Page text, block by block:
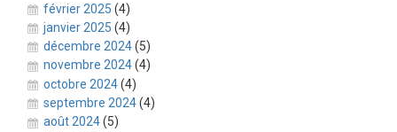
février 2025 (4)
janvier 2025 (4)
décembre 2024(5)
novembre 2024(4)
octobre 2024(4)
septembre 2024(4)
août 2024(5)